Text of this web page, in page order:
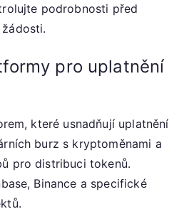
podrobnosti před
pro uplatnění
které usnadňují uplatnění
burz s kryptoměnami a
pro distribuci tokenů.
Binance a specifické